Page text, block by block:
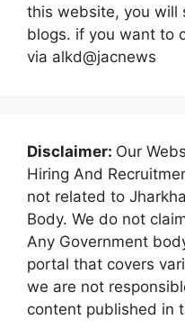
this website, you will
blogs. if you want to
via alkd@jacnews
Disclaimer: Our
Hiring And
not related to
Body. We do not
Any Government
portal that covers
we are not
content published in